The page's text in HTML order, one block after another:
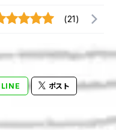
(21)
LINE ポスト